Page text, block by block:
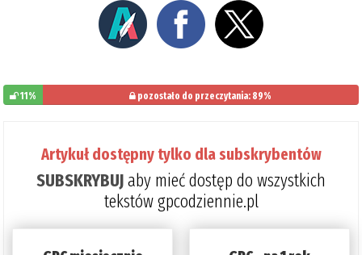
11% pozostało do przeczytania: 89%
Artykuł dostępny tylko dla subskrybentów
SUBSKRYBUJaby mieć dostęp do wszystkich
tekstów gpcodziennie.pl